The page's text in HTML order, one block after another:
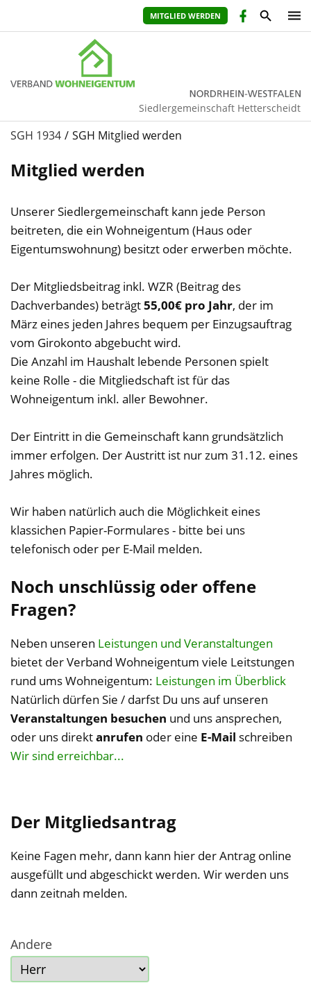
MITGLIED WERDEN
Siedlergemeinschaft Hetterscheidt
SGH 1934 SGH Mitglied werden
Mitglied werden
Unserer Siedlergemeinschaft kann jede Person
beitreten, die ein Wohneigentum (Haus oder
Eigentumswohnung) besitzt oder erwerben möchte.
Der Mitgliedsbeitrag inkl. WZR (Beitrag des
Dachverbandes) beträgt55,00€ pro Jahr, der im
März eines jeden Jahres bequem per Einzugsauftrag
vom Girokonto abgebucht wird.
Die Anzahl im Haushalt lebende Personen spielt
keine Rolle - die Mitgliedschaft ist für das
Wohneigentum inkl. aller Bewohner.
Der Eintritt in die Gemeinschaft kann grundsätzlich
immer erfolgen. Der Austritt ist nur zum 31.12. eines
Jahres möglich.
Wir haben natürlich auch die Möglichkeit eines
klassichen Papier-Formulares - bitte bei uns
telefonisch oder per E-Mail melden.
Noch unschlüssig oder offene
Fragen?
Neben unseren Leistungen und Veranstaltungen
bietet der Verband Wohneigentum viele Leitstungen
rund ums Wohneigentum: Leistungen im Überblick
Natürlich dürfen Sie / darfst Du uns auf unseren
Veranstaltungen besuchen und uns ansprechen,
oder uns direktanrufen oder eine E-Mail schreiben
Wir sind erreichbar...
Der Mitgliedsantrag
Keine Fagen mehr, dann kann hier der Antrag online
ausgefüllt und abgeschickt werden. Wir werden uns
dann zeitnah melden.
vorname
ihr
nachname
email
Andere